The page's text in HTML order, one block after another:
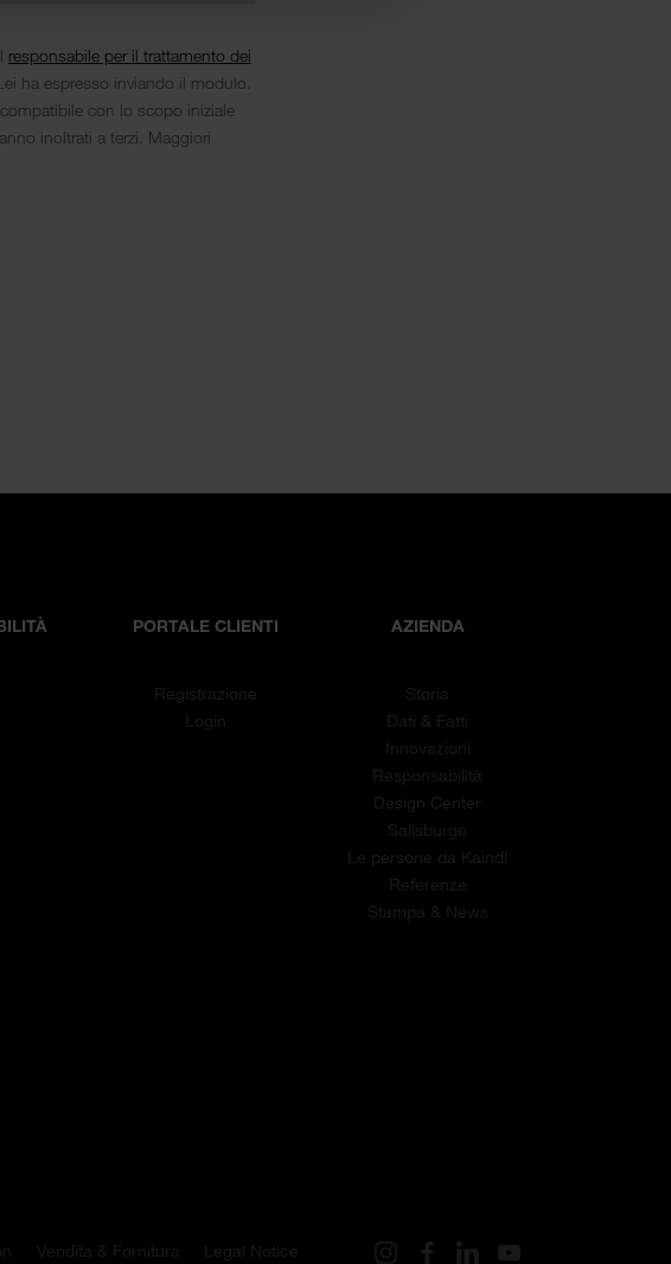
responsabile per il trattamento dei
ha espresso inviando il modulo.
con lo scopo iniziale
inoltrati a terzi. Maggiori
PORTALE CLIENTI
Registrazione
Login
AZIENDA
Storia
Dati & Fatti
Innovazioni
Responsabilità
Design Center
Salisburgo
Le persone da Kaindl
Referenze
Stampa & News
Vendita & Fornitura Legal Notice